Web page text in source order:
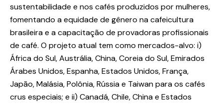
sustentabilidade e nos cafés produzidos por mulheres,
fomentando a equidade de gênero na cafeicultura
brasileira e a capacitação de provadoras profissionais
de café. O projeto atual tem como mercados-alvo: i)
África do Sul, Austrália, China, Coreia do Sul, Emirados
Árabes Unidos, Espanha, Estados Unidos, França,
Japão, Malásia, Polônia, Rússia e Taiwan para os cafés
crus especiais; e ii) Canadá, Chile, China e Estados